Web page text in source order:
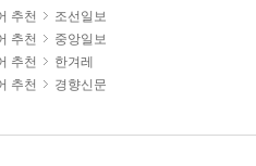
추천
조선일보
추천
중앙일보
추천
한겨레
추천 경향신문